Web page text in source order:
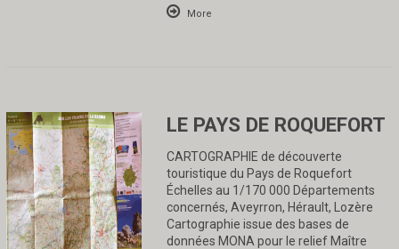
More
LE PAYS DE ROQUEFORT
CARTOGRAPHIE de découverte
touristique du Pays de Roquefort
Échelles au 1/170 000 Départements
concernés, Aveyrron, Hérault, Lozère
Cartographie issue des bases de
données MONA pour le relief Maître